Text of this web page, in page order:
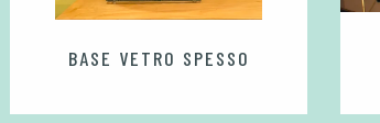
BASE VETRO SPESSO